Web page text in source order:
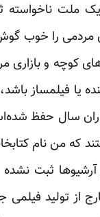
ملت ناخواسته
را ‏خوب گوش
کوچه و بازاری
یا فیلمساز
سال حفظ
من نام
ثبت
تولید فیلمی